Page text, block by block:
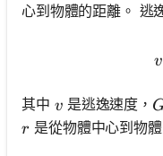
心到物體的距離。 逃
v
其中 v
v 是逃逸速度，
r
r 是從物體中心到物